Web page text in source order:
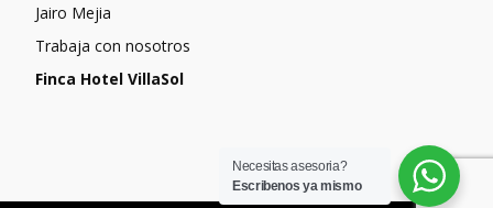
Jairo Mejia
Trabaja con nosotros
Finca Hotel VillaSol
Necesitas asesoria?
Escribenos ya mismo